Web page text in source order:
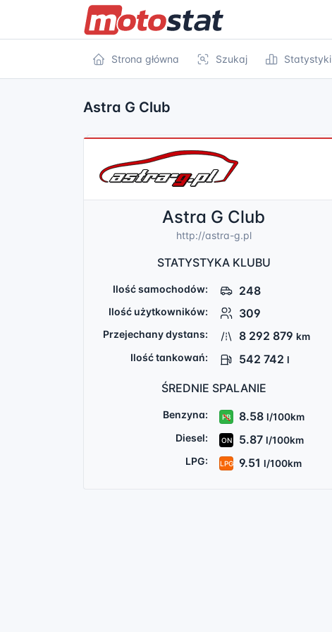
Strona główna Szukaj Statystyki
Astra G Club
Astra G Club
http://astra-g.pl
STATYSTYKA KLUBU
Ilość samochodów: 248
Ilość użytkowników: 309
Przejechany dystans: 8 292 879km
Ilość tankowań: 542 742l
ŚREDNIE SPALANIE
Benzyna: PB 8.58 l/100km
Diesel: ON 5.87 l/100km
LPG: LPG 9.51 l/100km